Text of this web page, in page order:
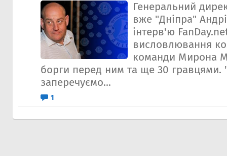
Генеральний
вже "Дніпра"
інтерв'ю
висловлювання
команди Мирона
борги перед ним та ще 30 гравцями.
заперечуємо...
1